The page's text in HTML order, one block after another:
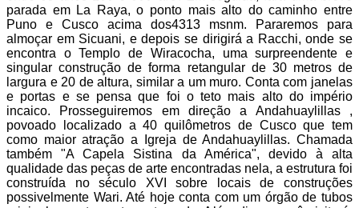
parada em La Raya, o ponto mais alto do caminho entre
Puno e Cusco acima dos4313 msnm. Pararemos para
almoçar em Sicuani, e depois se dirigirá a Racchi, onde se
encontra o Templo de Wiracocha, uma surpreendente e
singular construção de forma retangular de 30 metros de
largura e 20 de altura, similar a um muro. Conta com janelas
e portas e se pensa que foi o teto mais alto do império
incaico. Prosseguiremos em direção a Andahuaylillas ,
povoado localizado a 40 quilômetros de Cusco que tem
como maior atração a Igreja de Andahuaylillas. Chamada
também "A Capela Sistina da América", devido à alta
qualidade das peças de arte encontradas nela, a estrutura foi
construída no século XVI sobre locais de construções
possivelmente Wari. Até hoje conta com um órgão de tubos